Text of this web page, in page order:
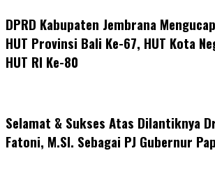
DPRD Kabupaten Jembrana
HUT Provinsi Bali Ke-67, HUT Kota
HUT RI Ke-80
Selamat & Sukses Atas Dilantiknya
Fatoni, M.SI. Sebagai PJ Gubernur